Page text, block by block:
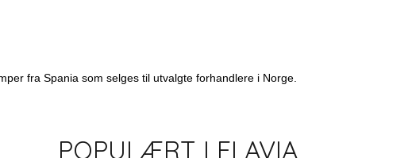
fra Spania som selges til utvalgte forhandlere i Norge.
POPULÆRT I FLAVIA